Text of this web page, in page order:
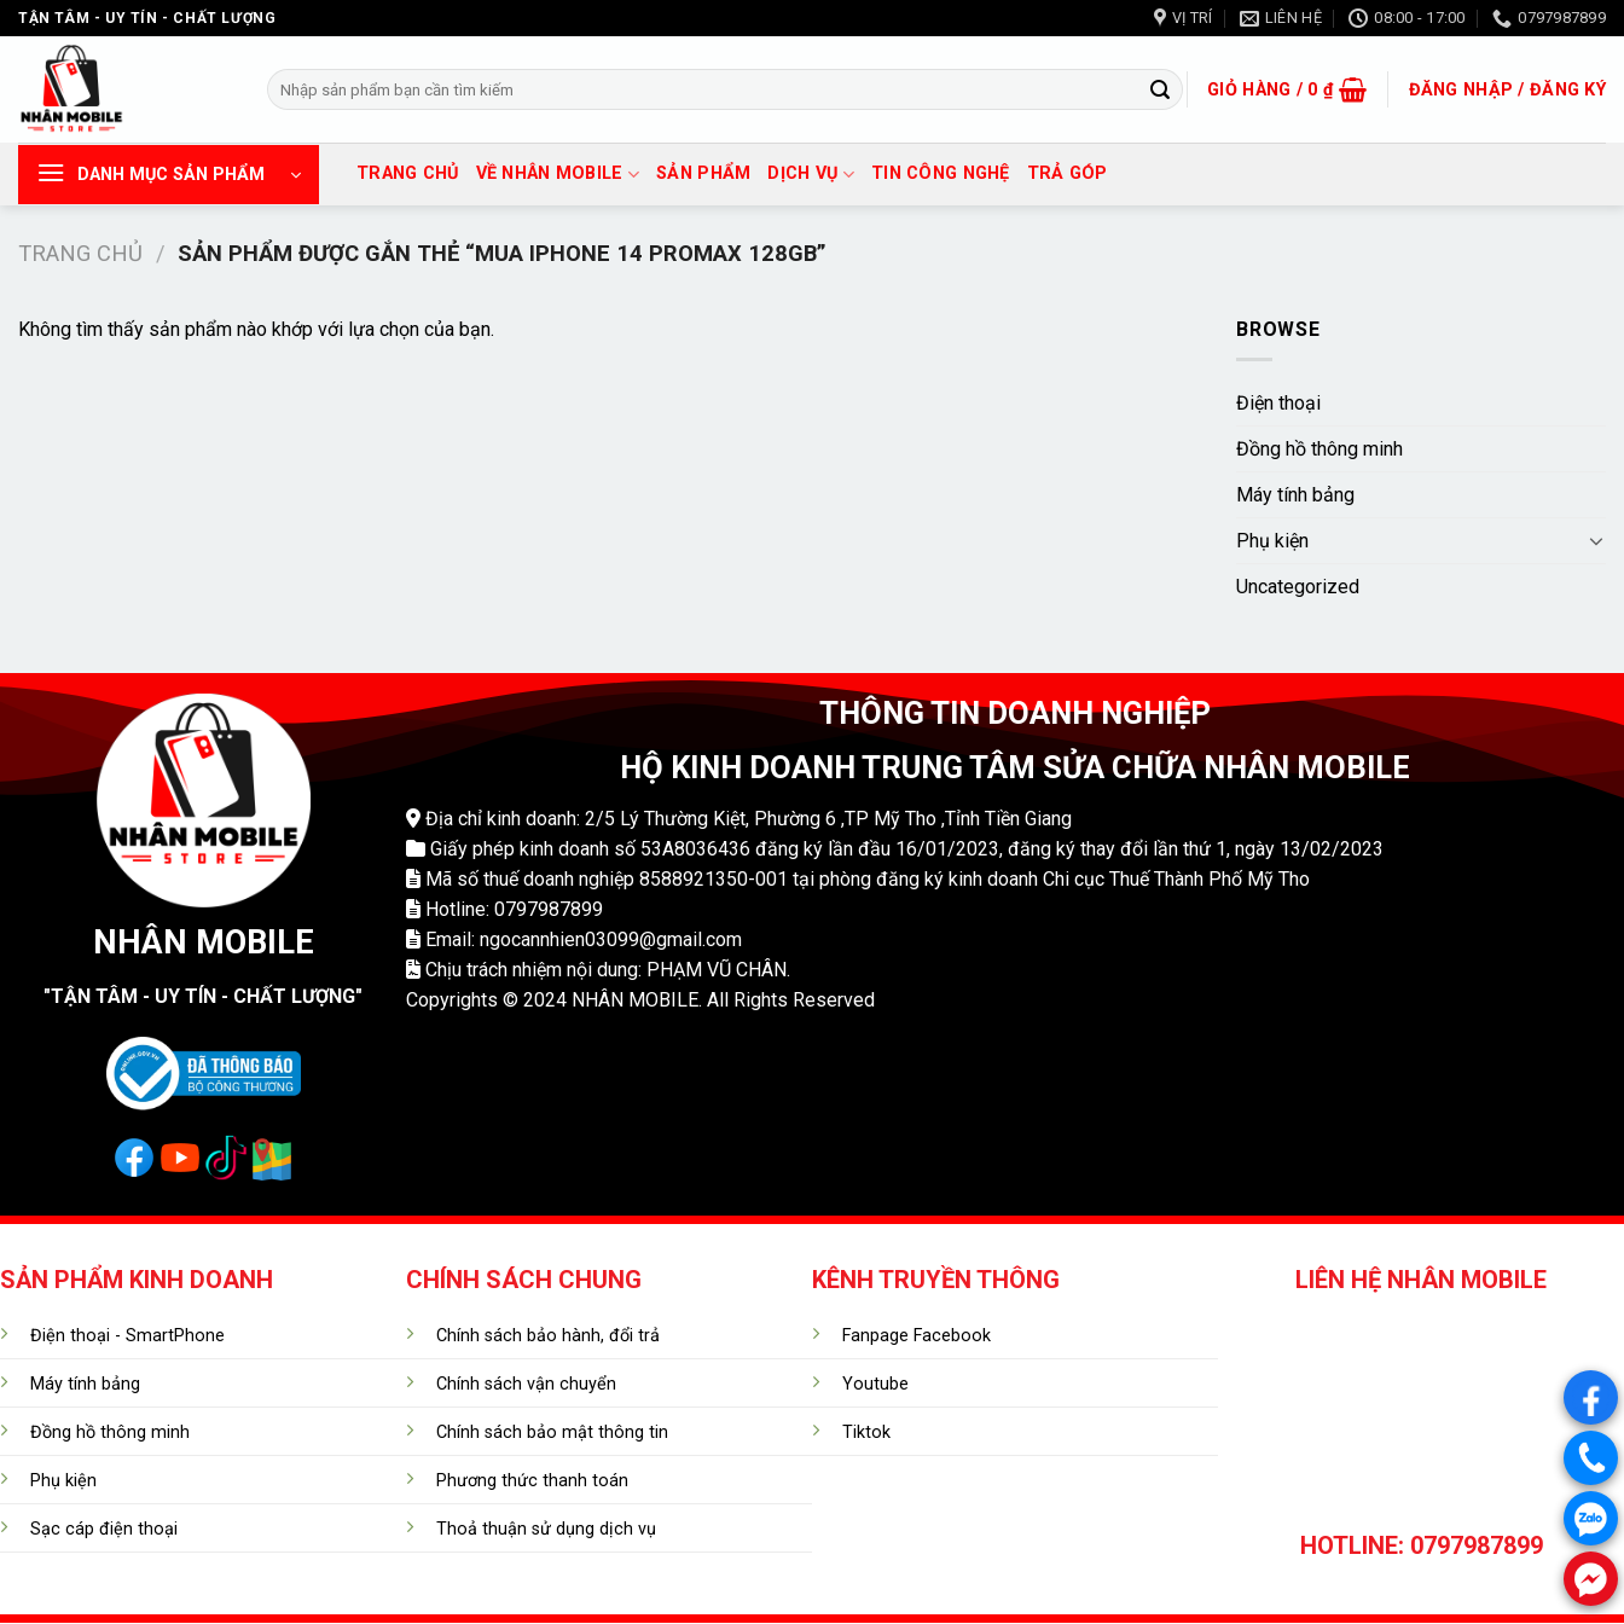
Chuyển
đến
TẬN TÂM - UY TÍN - CHẤT LƯỢNG VỊ TRÍ LIÊN HỆ 08:00 - 17:00 0797987899
Tìm
kiếm:
GIỎ HÀNG / 0 ₫ ĐĂNG NHẬP / ĐĂNG KÝ
DANH MỤC SẢN PHẨM TRANG CHỦ VỀ NHÂN MOBILE SẢN PHẨM DỊCH VỤ TIN CÔNG NGHỆ TRẢ GÓP
TRANG CHỦ / SẢN PHẨM ĐƯỢC GẮN THẺ “MUA IPHONE 14 PROMAX 128GB”
Không tìm thấy sản phẩm nào khớp với lựa chọn của bạn. BROWSE
Điện thoại
Đồng hồ thông minh
Máy tính bảng
Phụ kiện
Uncategorized
NHÂN MOBILE
"TẬN TÂM - UY TÍN - CHẤT LƯỢNG"
THÔNG TIN DOANH NGHIỆP
HỘ KINH DOANH TRUNG TÂM SỬA CHỮA NHÂN MOBILE
Địa chỉ kinh doanh: 2/5 Lý Thường Kiệt, Phường 6 ,TP Mỹ Tho ,Tỉnh Tiền Giang
Giấy phép kinh doanh số 53A8036436 đăng ký lần đầu 16/01/2023, đăng ký thay đổi lần thứ 1, ngày 13/02/2023
Mã số thuế doanh nghiệp 8588921350-001 tại phòng đăng ký kinh doanh Chi cục Thuế Thành Phố Mỹ Tho
Hotline: 0797987899
Email: ngocannhien03099@gmail.com
Chịu trách nhiệm nội dung: PHẠM VŨ CHÂN.
Copyrights © 2024 NHÂN MOBILE. All Rights Reserved
SẢN PHẨM KINH DOANH
Điện thoại - SmartPhone
Máy tính bảng
Đồng hồ thông minh
Phụ kiện
Sạc cáp điện thoại
CHÍNH SÁCH CHUNG
Chính sách bảo hành, đổi trả
Chính sách vận chuyển
Chính sách bảo mật thông tin
Phương thức thanh toán
Thoả thuận sử dụng dịch vụ
KÊNH TRUYỀN THÔNG
Fanpage Facebook
Youtube
Tiktok
LIÊN HỆ NHÂN MOBILE
HOTLINE: 0797987899
.
.
.
.